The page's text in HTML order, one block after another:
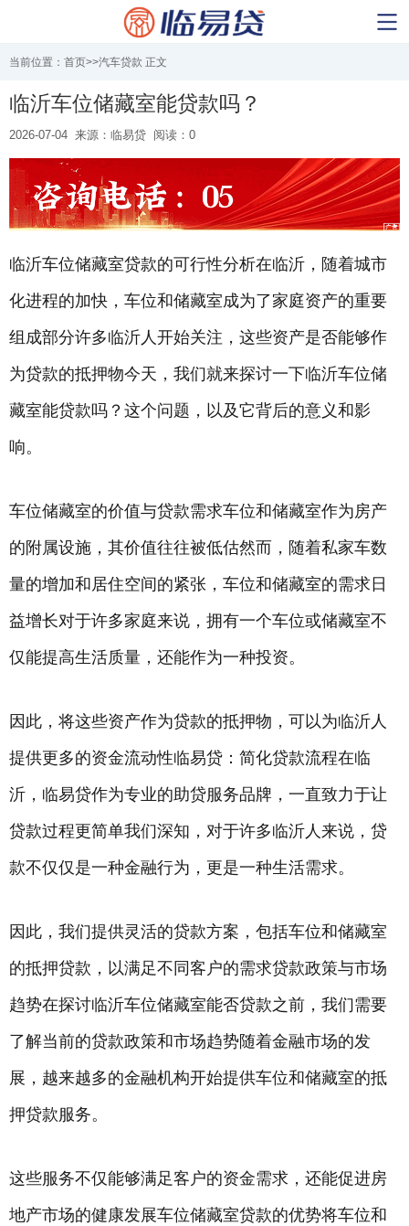
当前位置： 首页>>汽车贷款 正文
临沂车位储藏室能贷款吗？
2026-07-04 来源：临易贷 阅读：0
临沂车位储藏室贷款的可行性分析在临沂，随着城市
化进程的加快，车位和储藏室成为了家庭资产的重要
组成部分许多临沂人开始关注，这些资产是否能够作
为贷款的抵押物今天，我们就来探讨一下临沂车位储
藏室能贷款吗？这个问题，以及它背后的意义和影
响。
车位储藏室的价值与贷款需求车位和储藏室作为房产
的附属设施，其价值往往被低估然而，随着私家车数
量的增加和居住空间的紧张，车位和储藏室的需求日
益增长对于许多家庭来说，拥有一个车位或储藏室不
仅能提高生活质量，还能作为一种投资。
因此，将这些资产作为贷款的抵押物，可以为临沂人
提供更多的资金流动性临易贷：简化贷款流程在临
沂，临易贷作为专业的助贷服务品牌，一直致力于让
贷款过程更简单我们深知，对于许多临沂人来说，贷
款不仅仅是一种金融行为，更是一种生活需求。
因此，我们提供灵活的贷款方案，包括车位和储藏室
的抵押贷款 ，以满足不同客户的需求贷款政策与市场
趋势在探讨临沂车位储藏室能否贷款之前，我们需要
了解当前的贷款政策和市场趋势随着金融市场的发
展，越来越多的金融机构开始提供车位和储藏室的抵
押贷款服务。
这些服务不仅能够满足客户的资金需求，还能促进房
地产市场的健康发展车位储藏室贷款的优势将车位和